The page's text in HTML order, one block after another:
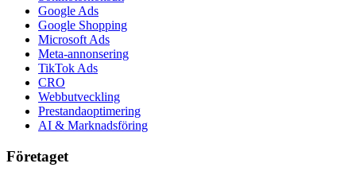
Google Ads
Google Shopping
Microsoft Ads
Meta-annonsering
TikTok Ads
CRO
Webbutveckling
Prestandaoptimering
AI & Marknadsföring
Företaget